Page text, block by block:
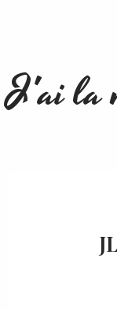
J'ai la